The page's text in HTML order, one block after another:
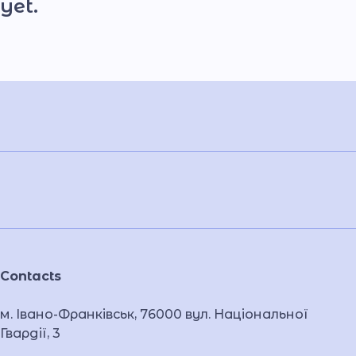
yet.
Contacts
м. Івано-Франківськ, 76000 вул. Національної
Гвардії, 3